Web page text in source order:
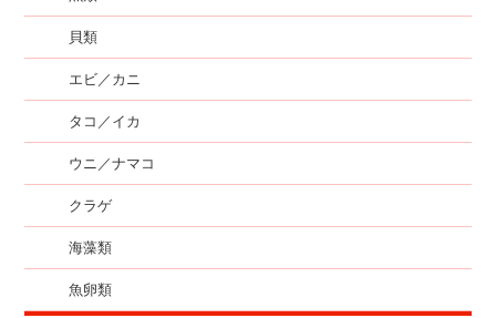
貝類
エビ／カニ
タコ／イカ
ウニ／ナマコ
クラゲ
海藻類
魚卵類